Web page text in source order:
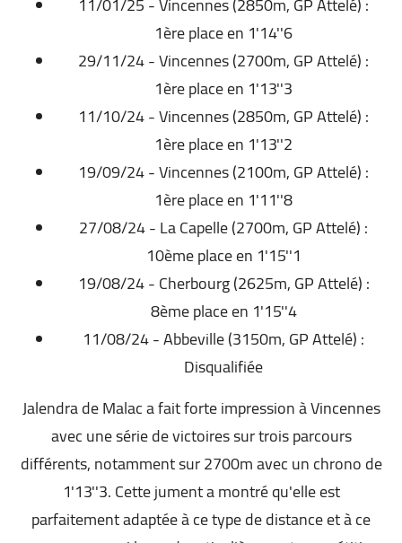
1ère place en 1'14''6
29/11/24 - Vincennes (2700m, GP Attelé) :
1ère place en 1'13''3
11/10/24 - Vincennes (2850m, GP Attelé) :
1ère place en 1'13''2
19/09/24 - Vincennes (2100m, GP Attelé) :
1ère place en 1'11''8
27/08/24 - La Capelle (2700m, GP Attelé) :
10ème place en 1'15''1
19/08/24 - Cherbourg (2625m, GP Attelé) :
8ème place en 1'15''4
11/08/24 - Abbeville (3150m, GP Attelé) :
Disqualifiée
Jalendra de Malac a fait forte impression à Vincennes
avec une série de victoires sur trois parcours
différents, notamment sur 2700m avec un chrono de
1'13''3. Cette jument a montré qu'elle est
parfaitement adaptée à ce type de distance et à ce